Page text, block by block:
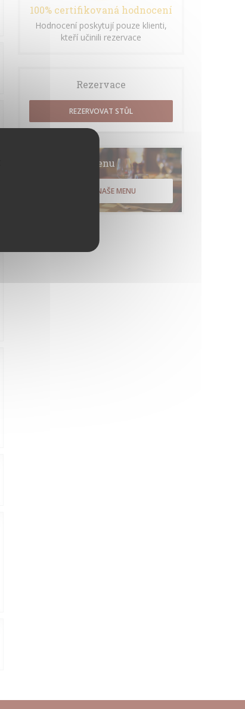
100% certifikovaná hodnocení
Hodnocení poskytují pouze klienti,
kteří učinili rezervace
Rezervace
REZERVOVAT STŮL
Menu
OBJEVTE NAŠE MENU